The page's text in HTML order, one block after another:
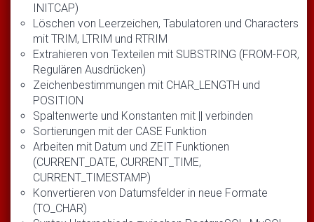
INITCAP)
Löschen von Leerzeichen, Tabulatoren und Characters
mit TRIM, LTRIM und RTRIM
Extrahieren von Texteilen mit SUBSTRING (FROM-FOR,
Regulären Ausdrücken)
Zeichenbestimmungen mit CHAR_LENGTH und
POSITION
Spaltenwerte und Konstanten mit || verbinden
Sortierungen mit der CASE Funktion
Arbeiten mit Datum und ZEIT Funktionen
(CURRENT_DATE, CURRENT_TIME,
CURRENT_TIMESTAMP)
Konvertieren von Datumsfelder in neue Formate
(TO_CHAR)